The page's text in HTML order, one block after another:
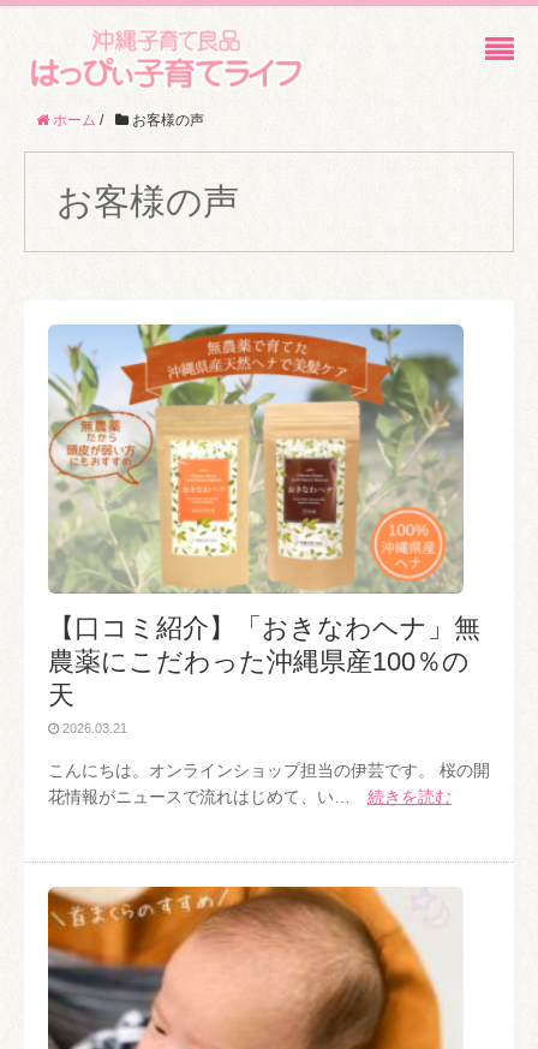
ホーム / お客様の声
お客様の声
【口コミ紹介】「おきなわヘナ」無
農薬にこだわった沖縄県産100％の
天
2026.03.21
こんにちは。オンラインショップ担当の伊芸です。 桜の開
花情報がニュースで流れはじめて、い… 続きを読む